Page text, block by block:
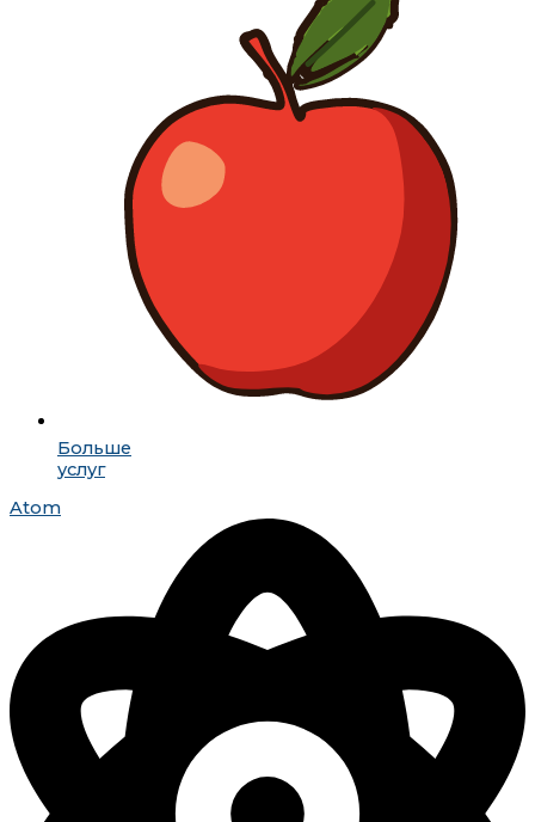
Больше
услуг
Atom